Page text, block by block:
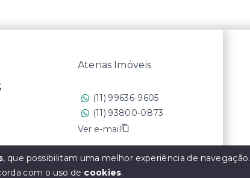
Atenas Imóveis
(11) 99636-9605
(11) 93800-0873
Ver e-mail
, que possibilitam uma melhor experiência de navegação.
com o uso de cookies.